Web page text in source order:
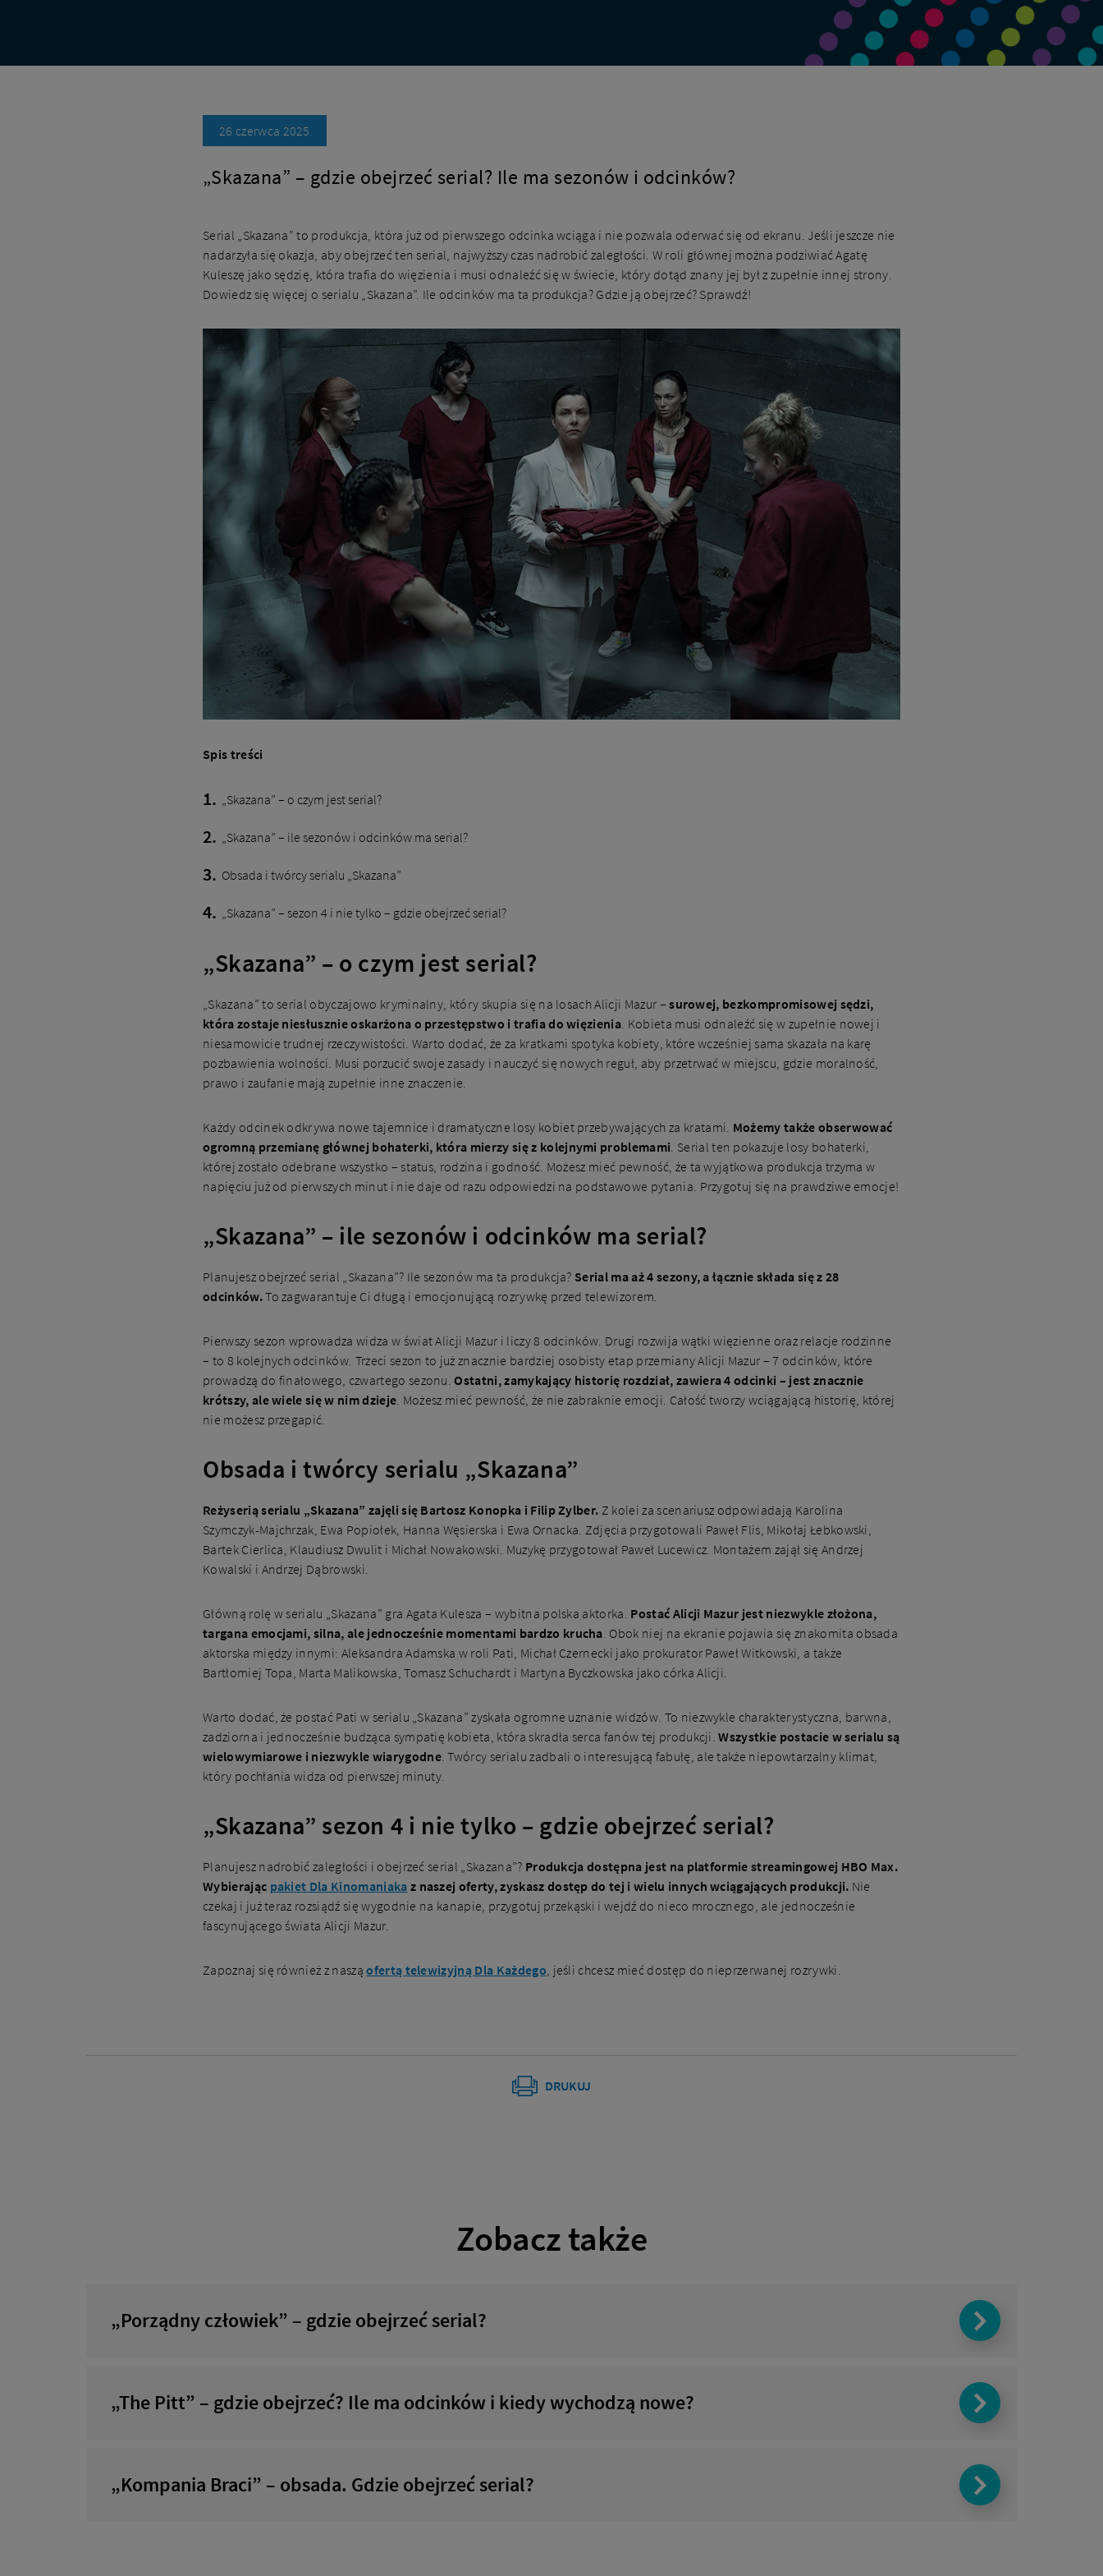
26 czerwca 2025
„Skazana” – gdzie obejrzeć serial? Ile ma sezonów i odcinków?
Serial „Skazana” to produkcja, która już od pierwszego odcinka wciąga i nie pozwala oderwać się od ekranu. Jeśli jeszcze nie
nadarzyła się okazja, aby obejrzeć ten serial, najwyższy czas nadrobić zaległości. W roli głównej można podziwiać Agatę
Kuleszę jako sędzię, która trafia do więzienia i musi odnaleźć się w świecie, który dotąd znany jej był z zupełnie innej strony.
Dowiedz się więcej o serialu „Skazana”. Ile odcinków ma ta produkcja? Gdzie ją obejrzeć? Sprawdź!
Spis treści
„Skazana” – o czym jest serial?
„Skazana” – ile sezonów i odcinków ma serial?
Obsada i twórcy serialu „Skazana”
„Skazana” – sezon 4 i nie tylko – gdzie obejrzeć serial?
„Skazana” – o czym jest serial?
„Skazana” to serial obyczajowo kryminalny, który skupia się na losach Alicji Mazur –surowej, bezkompromisowej sędzi,
która zostaje niesłusznie oskarżona o przestępstwo i trafia do więzienia. Kobieta musi odnaleźć się w zupełnie nowej i
niesamowicie trudnej rzeczywistości. Warto dodać, że za kratkami spotyka kobiety, które wcześniej sama skazała na karę
pozbawienia wolności. Musi porzucić swoje zasady i nauczyć się nowych reguł, aby przetrwać w miejscu, gdzie moralność,
prawo i zaufanie mają zupełnie inne znaczenie.
Każdy odcinek odkrywa nowe tajemnice i dramatyczne losy kobiet przebywających za kratami. Możemy także obserwować
ogromną przemianę głównej bohaterki, która mierzy się z kolejnymi problemami. Serial ten pokazuje losy bohaterki,
której zostało odebrane wszystko – status, rodzina i godność. Możesz mieć pewność, że ta wyjątkowa produkcja trzyma w
napięciu już od pierwszych minut i nie daje od razu odpowiedzi na podstawowe pytania. Przygotuj się na prawdziwe emocje!
„Skazana” – ile sezonów i odcinków ma serial?
Planujesz obejrzeć serial „Skazana”? Ile sezonów ma ta produkcja? Serial ma aż 4 sezony, a łącznie składa się z 28
odcinków.To zagwarantuje Ci długą i emocjonującą rozrywkę przed telewizorem.
Pierwszy sezon wprowadza widza w świat Alicji Mazur i liczy 8 odcinków. Drugi rozwija wątki więzienne oraz relacje rodzinne
– to 8 kolejnych odcinków. Trzeci sezon to już znacznie bardziej osobisty etap przemiany Alicji Mazur – 7 odcinków, które
prowadzą do finałowego, czwartego sezonu.Ostatni, zamykający historię rozdział, zawiera 4 odcinki – jest znacznie
krótszy, ale wiele się w nim dzieje. Możesz mieć pewność, że nie zabraknie emocji. Całość tworzy wciągającą historię, której
nie możesz przegapić.
Obsada i twórcy serialu „Skazana”
Reżyserią serialu „Skazana” zajęli się Bartosz Konopka i Filip Zylber. Z kolei za scenariusz odpowiadają Karolina
Szymczyk-Majchrzak, Ewa Popiołek, Hanna Węsierska i Ewa Ornacka. Zdjęcia przygotowali Paweł Flis, Mikołaj Łebkowski,
Bartek Cierlica, Klaudiusz Dwulit i Michał Nowakowski. Muzykę przygotował Paweł Lucewicz. Montażem zajął się Andrzej
Kowalski i Andrzej Dąbrowski.
Główną rolę w serialu „Skazana” gra Agata Kulesza – wybitna polska aktorka. Postać Alicji Mazur jest niezwykle złożona,
targana emocjami, silna, ale jednocześnie momentami bardzo krucha. Obok niej na ekranie pojawia się znakomita obsada
aktorska między innymi: Aleksandra Adamska w roli Pati, Michał Czernecki jako prokurator Paweł Witkowski, a także
Bartłomiej Topa, Marta Malikowska, Tomasz Schuchardt i Martyna Byczkowska jako córka Alicji.
Warto dodać, że postać Pati w serialu „Skazana” zyskała ogromne uznanie widzów. To niezwykle charakterystyczna, barwna,
zadziorna i jednocześnie budząca sympatię kobieta, która skradła serca fanów tej produkcji.Wszystkie postacie w serialu są
wielowymiarowe i niezwykle wiarygodne. Twórcy serialu zadbali o interesującą fabułę, ale także niepowtarzalny klimat,
który pochłania widza od pierwszej minuty.
„Skazana” sezon 4 i nie tylko – gdzie obejrzeć serial?
Planujesz nadrobić zaległości i obejrzeć serial „Skazana”? Produkcja dostępna jest na platformie streamingowej HBO Max.
Wybierając pakiet Dla Kinomaniaka z naszej oferty, zyskasz dostęp do tej i wielu innych wciągających produkcji. Nie
czekaj i już teraz rozsiądź się wygodnie na kanapie, przygotuj przekąski i wejdź do nieco mrocznego, ale jednocześnie
fascynującego świata Alicji Mazur.
Zapoznaj się również z nasząofertą telewizyjną Dla Każdego, jeśli chcesz mieć dostęp do nieprzerwanej rozrywki.
DRUKUJ
Zobacz także
„Porządny człowiek” – gdzie obejrzeć serial?
„The Pitt” – gdzie obejrzeć? Ile ma odcinków i kiedy wychodzą nowe?
„Kompania Braci” – obsada. Gdzie obejrzeć serial?